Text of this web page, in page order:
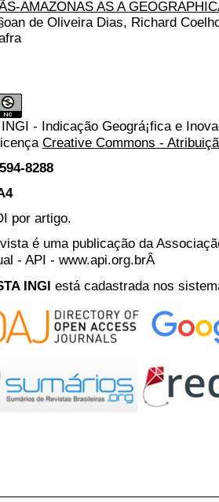
AMAZONAS AS A
de Oliveira Dias, Richard
- Indicação Geográ¡fica e
Creative Commons -
8288
por artigo.
é uma publicação da
- API - www.api.org.brÂ
INGI está cadastrada nos